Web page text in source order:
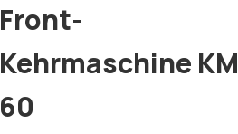
Front-
Kehrmaschine KM
60